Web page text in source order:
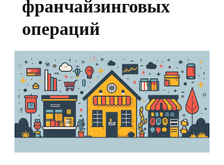
франчайзинговых
операций